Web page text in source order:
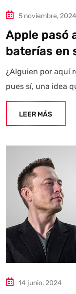
5 noviembre, 2024
Apple pasó
baterías en
¿Alguien por aquí
pues sí, una idea
LEER MÁS
14 junio, 2024